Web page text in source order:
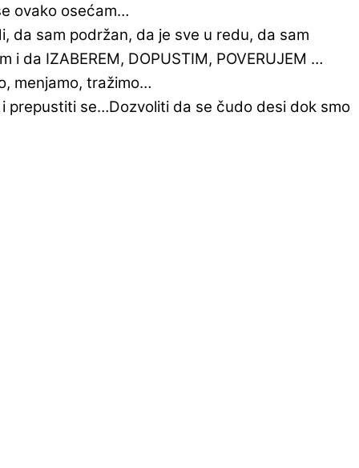
ovako osećam…
da sam podržan, da je sve u redu, da sam
IZABEREM, DOPUSTIM, POVERUJEM …
menjamo, tražimo…
se…Dozvoliti da se čudo desi dok smo